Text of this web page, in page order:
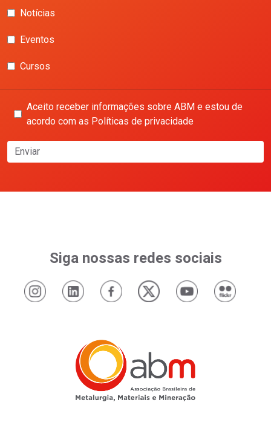
Notícias
Eventos
Cursos
Aceito receber informações sobre ABM e estou de
acordo com as Políticas de privacidade
Enviar
Siga nossas redes sociais